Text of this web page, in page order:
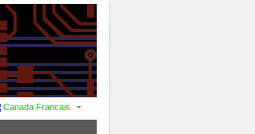
Canada Francais